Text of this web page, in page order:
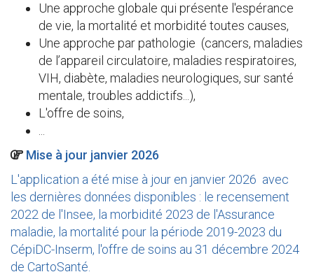
Une approche globale qui présente l'espérance
de vie, la mortalité et morbidité toutes causes,
Une approche par pathologie (cancers, maladies
de l’appareil circulatoire, maladies respiratoires,
VIH, diabète, maladies neurologiques, sur santé
mentale, troubles addictifs...),
L'offre de soins,
Mise à jour janvier 2026
L'application a été mise à jour en janvier 2026 avec
les dernières données disponibles : le recensement
2022 de l'Insee, la morbidité 2023 de l'Assurance
maladie, la mortalité pour la période 2019-2023 du
CépiDC-Inserm, l'offre de soins au 31 décembre 2024
de CartoSanté.